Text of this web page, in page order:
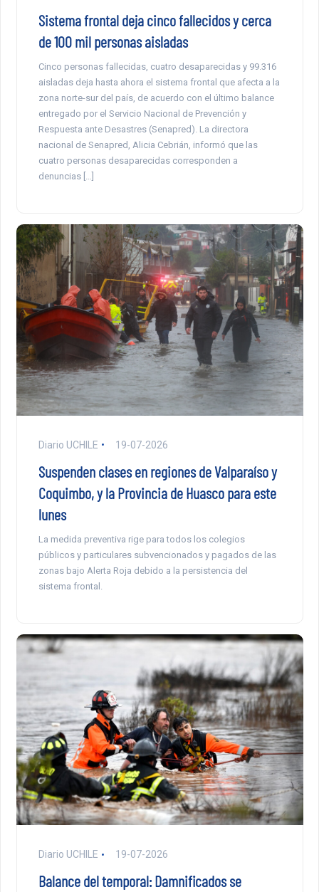
Sistema frontal deja cinco fallecidos y cerca
de 100 mil personas aisladas
Cinco personas fallecidas, cuatro desaparecidas y 99.316
aisladas deja hasta ahora el sistema frontal que afecta a la
zona norte-sur del país, de acuerdo con el último balance
entregado por el Servicio Nacional de Prevención y
Respuesta ante Desastres (Senapred). La directora
nacional de Senapred, Alicia Cebrián, informó que las
cuatro personas desaparecidas corresponden a
denuncias […]
Diario UCHILE 19-07-2026
Suspenden clases en regiones de Valparaíso y
Coquimbo, y la Provincia de Huasco para este
lunes
La medida preventiva rige para todos los colegios
públicos y particulares subvencionados y pagados de las
zonas bajo Alerta Roja debido a la persistencia del
sistema frontal.
Diario UCHILE 19-07-2026
Balance del temporal: Damnificados se